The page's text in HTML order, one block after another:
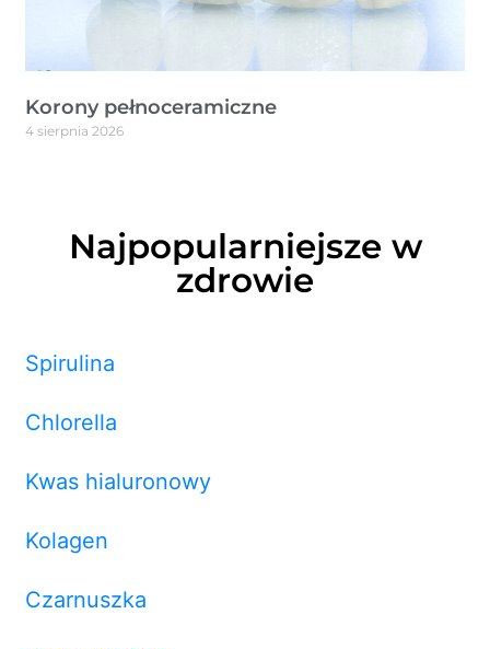
Korony pełnoceramiczne
4 sierpnia 2026
Najpopularniejsze w
zdrowie
Spirulina
Chlorella
Kwas hialuronowy
Kolagen
Czarnuszka